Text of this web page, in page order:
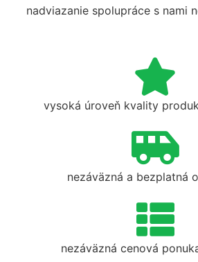
nadviazanie spolupráce s nami
vysoká úroveň kvality
nezáväzná a bezplatná
nezáväzná cenová